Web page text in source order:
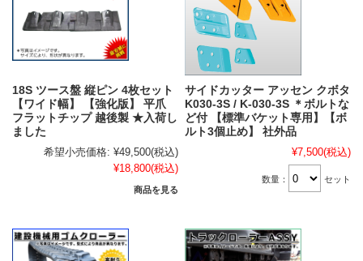
18S ツース盤 縦ピン 4枚セット
【ワイド幅】 【強化版】 平爪
フラットチップ 越後製 ★入荷し
ました
希望小売価格: ¥49,500(税込)
¥18,800(税込)
商品を見る
サイドカッター アッセン クボタ
K030-3S / K-030-3S ＊ボルトな
ど付 【標準バケット専用】【ボ
ルト3個止め】 社外品
¥7,500(税込)
数量： セット